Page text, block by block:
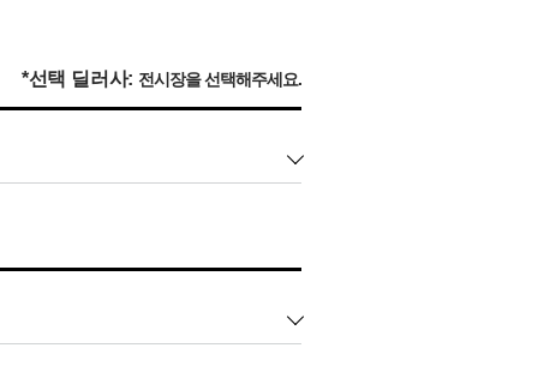
*선택 딜러사: 전시장을 선택해주세요.